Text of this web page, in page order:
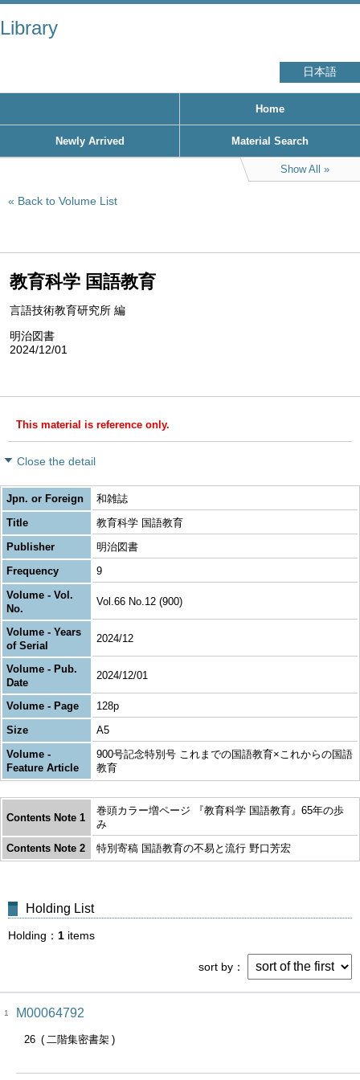
Library
日本語
Home
Newly Arrived Material Search
Show All
Back to Volume List
教育科学 国語教育
言語技術教育研究所 編
明治図書
2024/12/01
This material is reference only.
Close the detail
Jpn. or Foreign
和雑誌
Title
教育科学 国語教育
Publisher
明治図書
Frequency
9
Volume - Vol.
No.
Vol.66 No.12 (900)
Volume - Years
of Serial
2024/12
Volume - Pub.
Date
2024/12/01
Volume - Page
128p
Size
A5
Volume -
Feature Article
900号記念特別号 これまでの国語教育×これからの国語
教育
Contents Note 1
巻頭カラー増ページ 『教育科学 国語教育』65年の歩
み
Contents Note 2
特別寄稿 国語教育の不易と流行 野口芳宏
Holding List
Holding 1 items
sort by
1 M00064792
26 二階集密書架